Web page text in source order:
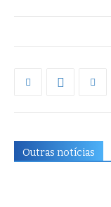
Outras notícias